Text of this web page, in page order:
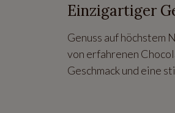
Einzigartiger
Genuss auf
von erfahrenen
Geschmack und eine